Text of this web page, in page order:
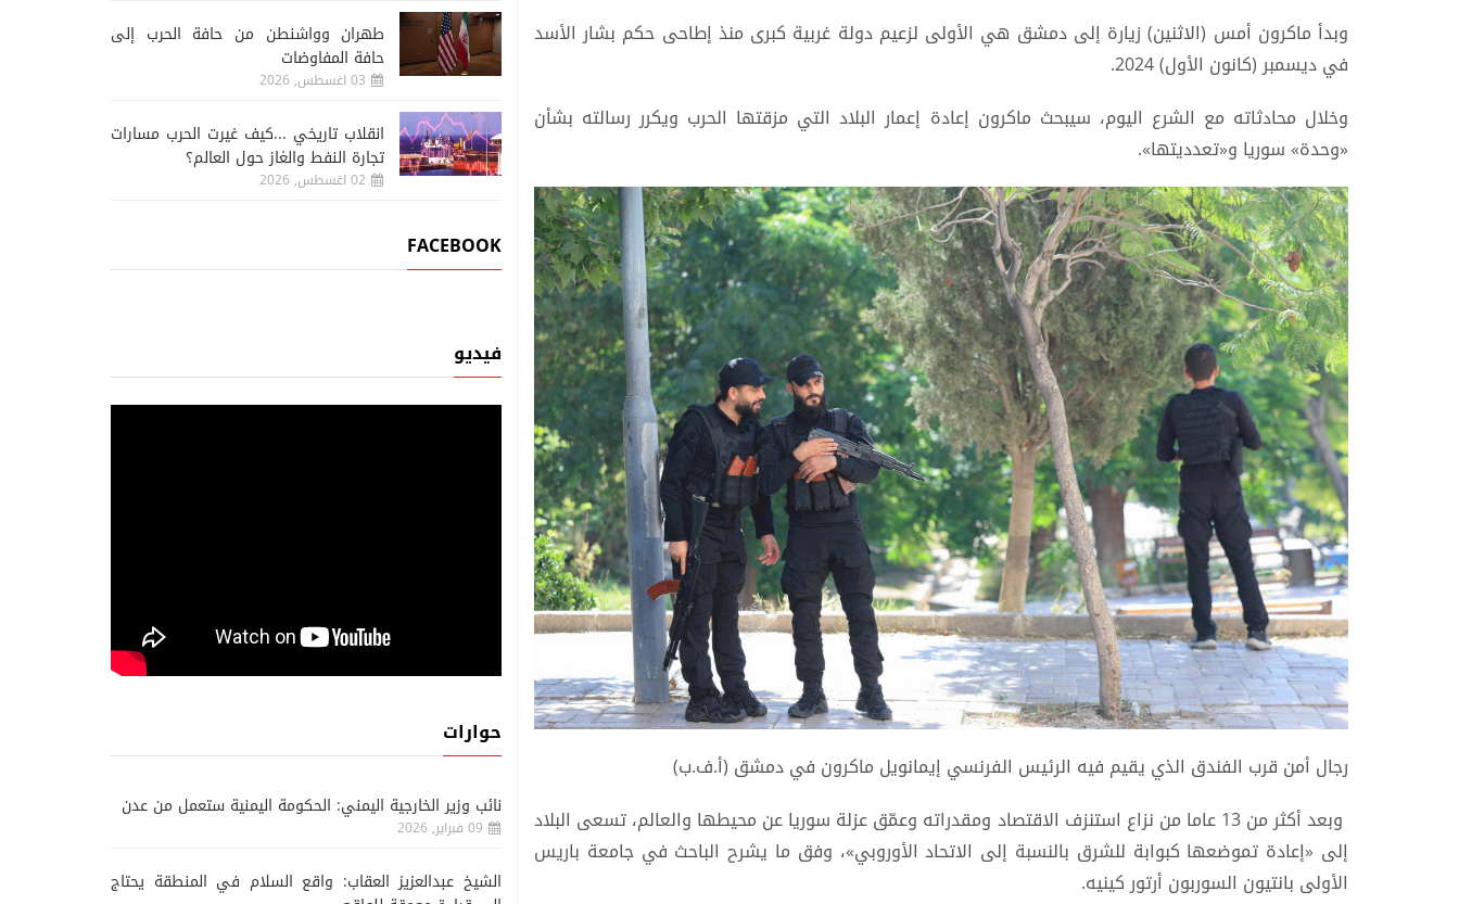
وبدأ ماكرون أمس (الاثنين) زيارة إلى دمشق هي الأولى لزعيم دولة غربية كبرى منذ إطاحى حكم بشار الأسد
في ديسمبر (كانون الأول) 2024.
وخلال محادثاته مع الشرع اليوم، سيبحث ماكرون إعادة إعمار البلاد التي مزقتها الحرب ويكرر رسالته بشأن
«وحدة» سوريا و«تعدديتها».
رجال أمن قرب الفندق الذي يقيم فيه الرئيس الفرنسي إيمانويل ماكرون في دمشق (أ.ف.ب)
وبعد أكثر من 13 عاما من نزاع استنزف الاقتصاد ومقدراته وعمّق عزلة سوريا عن محيطها والعالم، تسعى البلاد
إلى «إعادة تموضعها كبوابة للشرق بالنسبة إلى الاتحاد الأوروبي»، وفق ما يشرح الباحث في جامعة باريس
الأولى بانتيون السوربون أرتور كينيه.
طهران وواشنطن من حافة الحرب إلى
حافة المفاوضات
03 اغسطس, 2026
انقلاب تاريخي ...كيف غيرت الحرب مسارات
تجارة النفط والغاز حول العالم؟
02 اغسطس, 2026
FACEBOOK
فيديو
حوارات
نائب وزير الخارجية اليمني: الحكومة اليمنية ستعمل من عدن
09 فبراير, 2026
الشيخ عبدالعزيز العقاب: واقع السلام في المنطقة يحتاج